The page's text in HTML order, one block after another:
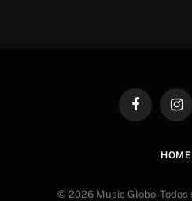
Facebook
HOME
© 2026 Music Globo -Todos